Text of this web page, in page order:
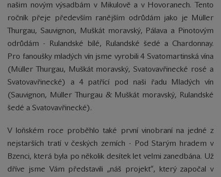
našim novým výsadbám v Mikulově a v Hovoranech. Tento
ročník přeje především ranějším odrůdám jako je Müller
Thurgau, Sauvignon, Muškát moravský, Pálava a Pinotovým
odrůdám - Rulandské bílé, Rulandské šedé a Chardonnay.
Pro fanoušky mladých vín jsme vyrobili 4 Svatomartinská vína
(Müller Thurgau, Muškát moravský, Svatovavřinecké rosé a
Svatovavřinecké) a 4 patřící pod naši řadu Mladých vín
(Sauvignon, Müller Thurgau & Muškát moravský, Rulandské
šedé a Svatovavřinecké).
V loňském roce proběhlo také první vinobraní na jedné z
nejstarších tratí v českých zemích - Pod Starým hradem v
Bzenci, která byla po několik desítek let velmi zanedbána. Už
dříve jsme Vám představili „náš projekt“, který započal v